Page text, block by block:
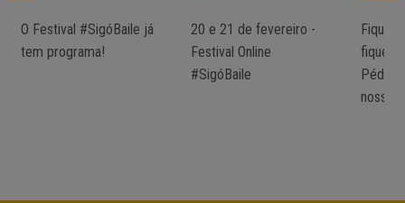
O Festival #SigóBaile já
tem programa!
20 e 21 de fevereiro -
Festival Online
#SigóBaile
fiquem
nossa